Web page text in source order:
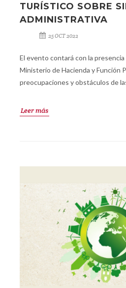
TURÍSTICO SOBRE
ADMINISTRATIVA
25 OCT 2022
El evento contará con la
Ministerio de Hacienda y Función
preocupaciones y obstáculos de
Leer más